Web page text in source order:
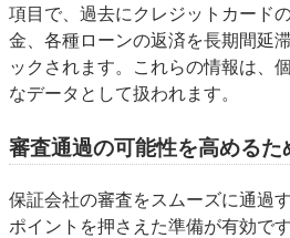
項目で、過去にクレジットカード
金、各種ローンの返済を長期間延
ックされます。これらの情報は、
なデータとして扱われます。
審査通過の可能性を高めるた
保証会社の審査をスムーズに通過
ポイントを押さえた準備が有効です